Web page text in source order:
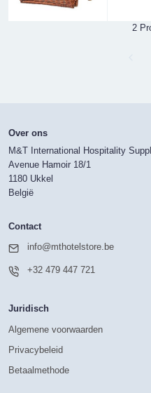
2
Over ons
M&T International Hospitality
Avenue Hamoir 18/1
1180 Ukkel
België
Contact
info@mthotelstore.be
+32 479 447 721
Juridisch
Algemene voorwaarden
Privacybeleid
Betaalmethode